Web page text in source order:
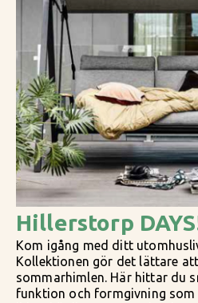
Hillerstorp
Kom igång med ditt
Kollektionen gör det lättare
sommarhimlen. Här hittar du
funktion och formgivning